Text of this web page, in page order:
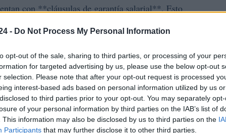
- Do Not Process My Personal Information
opt-out of the sale, sharing to third parties, or processing of your
for targeted advertising by us, please use the below opt-out
selection. Please note that after your opt-out request is processed
interest-based ads based on personal information utilized by us
to third parties prior to your opt-out. You may separately
of your personal information by third parties on the IAB’s list of
This information may also be disclosed by us to third parties on the
Participants that may further disclose it to other third parties.
con **cláusulas de garantía salarial**. Esto
en sus sueldos, la falta de garantías puede
fluctuaciones económicas en el futuro.